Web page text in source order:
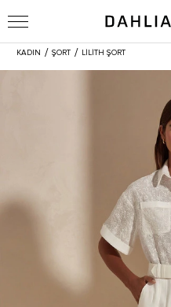
KADIN / ŞORT / LILITH ŞORT